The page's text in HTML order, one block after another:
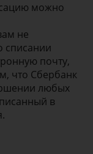
можно
не
списании
почту,
что Сбербанк
любых
в